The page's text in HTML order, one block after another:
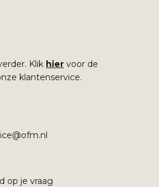
Klik hier voor de
klantenservice.
op je vraag